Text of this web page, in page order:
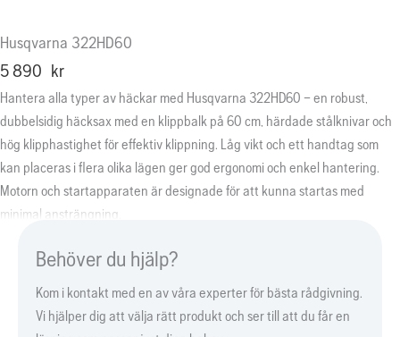
Husqvarna 322HD60
5 890 kr
Hantera alla typer av häckar med Husqvarna 322HD60 – en robust,
dubbelsidig häcksax med en klippbalk på 60 cm, härdade stålknivar och
hög klipphastighet för effektiv klippning. Låg vikt och ett handtag som
kan placeras i flera olika lägen ger god ergonomi och enkel hantering.
Motorn och startapparaten är designade för att kunna startas med
minimal ansträngning.
Behöver du hjälp?
Kom i kontakt med en av våra experter för bästa rådgivning.
Vi hjälper dig att välja rätt produkt och ser till att du får en